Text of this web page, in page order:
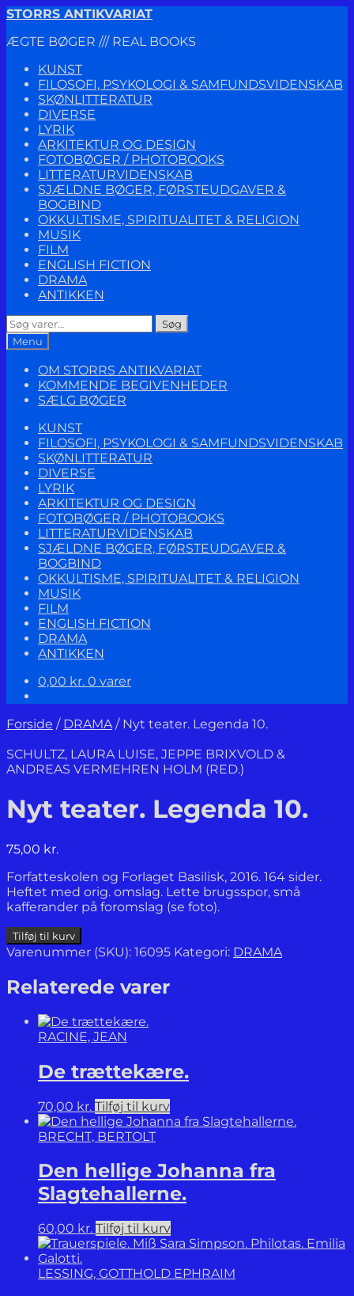
Spring
navigation
Spring
indhold
STORRS ANTIKVARIAT
ÆGTE BØGER /// REAL BOOKS
KUNST
FILOSOFI, PSYKOLOGI & SAMFUNDSVIDENSKAB
SKØNLITTERATUR
DIVERSE
LYRIK
ARKITEKTUR OG DESIGN
FOTOBØGER / PHOTOBOOKS
LITTERATURVIDENSKAB
SJÆLDNE BØGER, FØRSTEUDGAVER &
BOGBIND
OKKULTISME, SPIRITUALITET & RELIGION
MUSIK
FILM
ENGLISH FICTION
DRAMA
ANTIKKEN
Søg
efter:
Søg
Menu
OM STORRS ANTIKVARIAT
KOMMENDE BEGIVENHEDER
SÆLG BØGER
KUNST
FILOSOFI, PSYKOLOGI & SAMFUNDSVIDENSKAB
SKØNLITTERATUR
DIVERSE
LYRIK
ARKITEKTUR OG DESIGN
FOTOBØGER / PHOTOBOOKS
LITTERATURVIDENSKAB
SJÆLDNE BØGER, FØRSTEUDGAVER &
BOGBIND
OKKULTISME, SPIRITUALITET & RELIGION
MUSIK
FILM
ENGLISH FICTION
DRAMA
ANTIKKEN
0,00 kr. 0 varer
Forside / DRAMA/ Nyt teater. Legenda 10.
SCHULTZ, LAURA LUISE, JEPPE BRIXVOLD &
ANDREAS VERMEHREN HOLM (RED.)
Nyt teater. Legenda 10.
75,00 kr.
Forfatteskolen og Forlaget Basilisk, 2016. 164 sider.
Heftet med orig. omslag. Lette brugsspor, små
kafferander på foromslag (se foto).
Nyt
teater.
10.
antal
Tilføj til kurv
Varenummer (SKU): 16095 Kategori: DRAMA
Relaterede varer
RACINE, JEAN
De trættekære.
70,00 kr. Tilføj til kurv
BRECHT, BERTOLT
Den hellige Johanna fra
Slagtehallerne.
60,00 kr. Tilføj til kurv
LESSING, GOTTHOLD EPHRAIM